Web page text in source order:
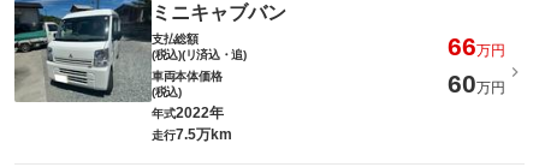
ミニキャブバン
支払総額
(税込)(リ済込・追)
66万円
車両本体価格
(税込)
60万円
年式2022年
走行7.5万km